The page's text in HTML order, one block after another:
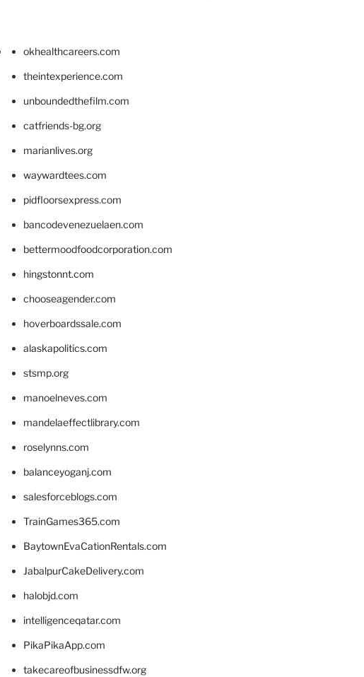
okhealthcareers.com
theintexperience.com
unboundedthefilm.com
catfriends-bg.org
marianlives.org
waywardtees.com
pidfloorsexpress.com
bancodevenezuelaen.com
bettermoodfoodcorporation.com
hingstonnt.com
chooseagender.com
hoverboardssale.com
alaskapolitics.com
stsmp.org
manoelneves.com
mandelaeffectlibrary.com
roselynns.com
balanceyoganj.com
salesforceblogs.com
TrainGames365.com
BaytownEvaCationRentals.com
JabalpurCakeDelivery.com
halobjd.com
intelligenceqatar.com
PikaPikaApp.com
takecareofbusinessdfw.org